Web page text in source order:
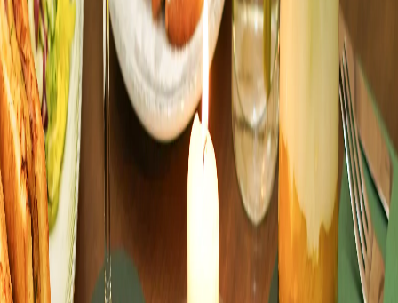
Depuis le metro Belleville (lignes 2 et 11), descendre la rue de
Belleville (sud) jusqu'a la rue Saint-Maur, tourner a droite. 10
minutes a pied, plat. Depuis Couronnes (ligne 2), 12 minutes.
Depuis Pyrenees (ligne 11), 15 minutes via la rue de Belleville.
Pourquoi le bubble tea artisanal differe
de l'industriel
Les bubble tea shops industriels du quartier Belleville utilisent des
perlestapioca
precuites, du the dilue, du lait en poudre, et un sucre
par defaut a 70 pour cent. MAISON LE TE prend l'inverse : perles
cuites a l'eau 30 minutes le matin meme, the taiwanais infuse a la
commande, lait frais, sucre dose au choix. Le resultat est
immediatement different : la perle est moelleuse-elastique, le the a du
caractere, le lait est plus rond.
La carte bubble tea